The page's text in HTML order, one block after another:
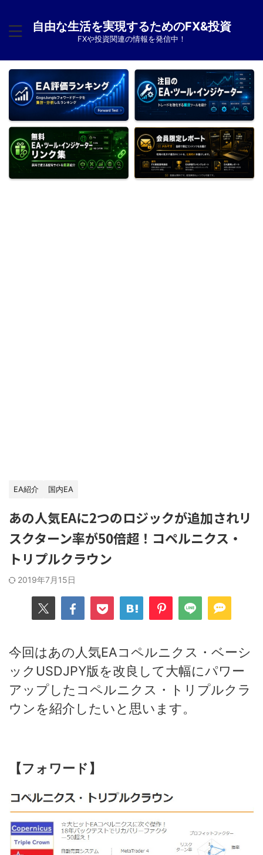
自由な生活を実現するためのFX&投資
FXや投資関連の情報を発信中！
EA紹介 国内EA
あの人気EAに2つのロジックが追加されリ
スクターン率が50倍超！コペルニクス・
トリプルクラウン
2019年7月15日
今回はあの人気EAコペルニクス・ベーシ
ックUSDJPY版を改良して大幅にパワー
アップしたコペルニクス・トリプルクラ
ウンを紹介したいと思います。
【フォワード】